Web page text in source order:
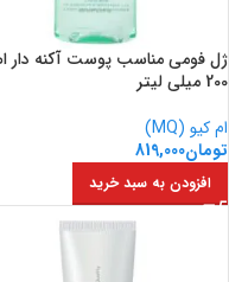
ژل فومی مناسب پوست آکنه دار
200 میلی لیتر
ام کیو (MQ)
تومان819,000
افزودن به سبد خرید